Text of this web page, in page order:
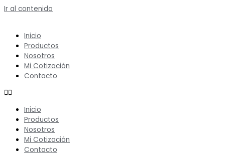
Ir al contenido
Inicio
Productos
Nosotros
Mi Cotización
Contacto
Inicio
Productos
Nosotros
Mi Cotización
Contacto